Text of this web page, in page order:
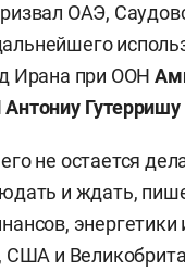
ОАЭ,
Ирана при ООН
Антониу Гутерришу
не остается
и ждать,
США и